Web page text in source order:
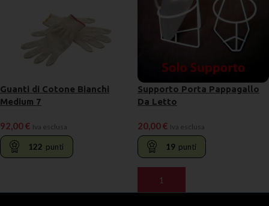
Guanti di Cotone Bianchi
Medium 7
92,00€ Iva esclusa
122 punti
Supporto Porta Pappagallo
Da Letto
20,00€ Iva esclusa
19 punti
AGGIUNGI AL CARRELLO